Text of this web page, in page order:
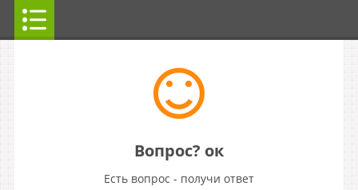
Вопрос? ок
Есть вопрос - получи ответ